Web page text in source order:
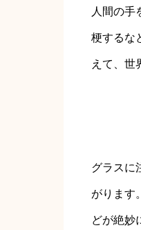
人間の手
梗するな
えて、世
グラスに
がります
どが絶妙